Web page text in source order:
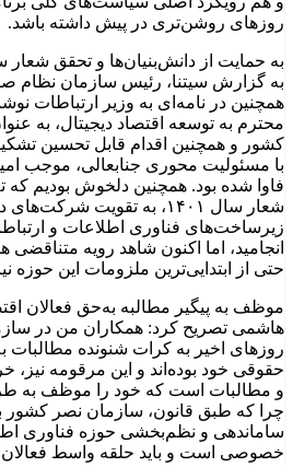
روزهای روشن‌تری در پیش داشته باشد.
به حمایت از دانش‌بنیان‌ها و تحقق
به گزارش سیتنا، رئیس سازمان نظام
همچنین در نامه‌ای به وزیر ارتباطات
محترم به توسعه اقتصاد دیجیتال، به
کشور و همچنین اقدام قابل تحسین
با مسئولیت محوری جنابعالی، موجب
فاوا شده بود. همچنین دلخوش بودیم
شعار سال ۱۴۰۱، به تقویت
زیرساخت‌های فناوری اطلاعات و
انجامید، اما اکنون شاهد رویه‌ متناقضی
حتی از ابتدایی‌ترین ملزومات این
موظف به پیگیر مطالبه به‌حق فعالان
هاشمی تصریح کرد: همکاران من در
روزهای اخیر به کرات شنونده
حقوقی خود بوده‌اند و این مرقومه نیز،
و مطالبات است که خود را موظف به طرح
چرا که طبق قانون، سازمان نصر کشور
ساماندهی و نظم‌بخشی حوزه فناوری
خصوصی است و باید حلقه واسط